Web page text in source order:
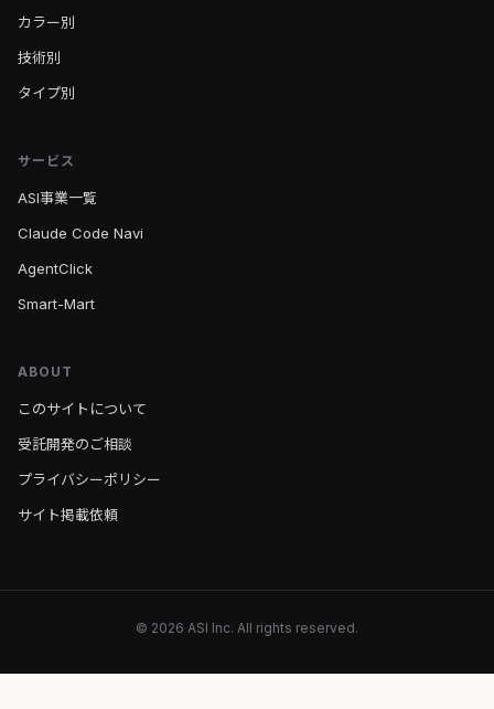
カラー別
技術別
タイプ別
サービス
ASI事業一覧
Claude Code Navi
AgentClick
Smart-Mart
ABOUT
このサイトについて
受託開発のご相談
プライバシーポリシー
サイト掲載依頼
© 2026 ASI Inc. All rights reserved.